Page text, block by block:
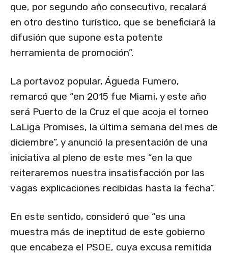
que, por segundo año consecutivo, recalará
en otro destino turístico, que se beneficiará la
difusión que supone esta potente
herramienta de promoción”.
La portavoz popular, Águeda Fumero,
remarcó que “en 2015 fue Miami, y este año
será Puerto de la Cruz el que acoja el torneo
LaLiga Promises, la última semana del mes de
diciembre”, y anunció la presentación de una
iniciativa al pleno de este mes “en la que
reiteraremos nuestra insatisfacción por las
vagas explicaciones recibidas hasta la fecha”.
En este sentido, consideró que “es una
muestra más de ineptitud de este gobierno
que encabeza el PSOE, cuya excusa remitida